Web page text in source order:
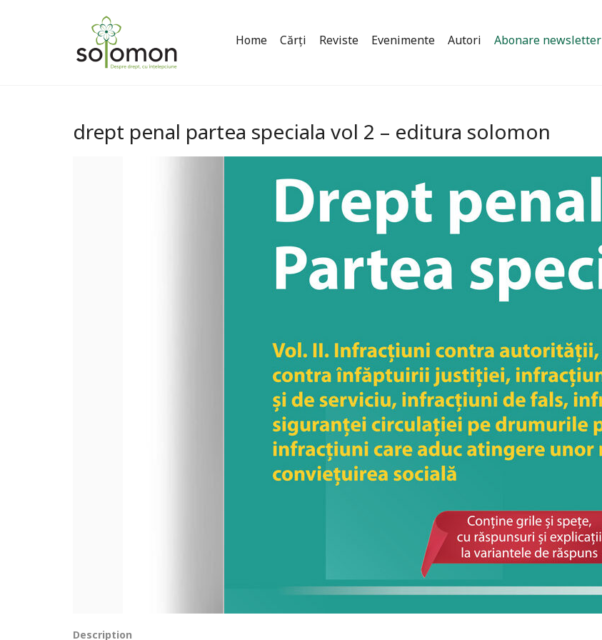
Home Cărți Reviste Evenimente Autori Abonare newsletter
drept penal partea speciala vol 2 – editura solomon
Description